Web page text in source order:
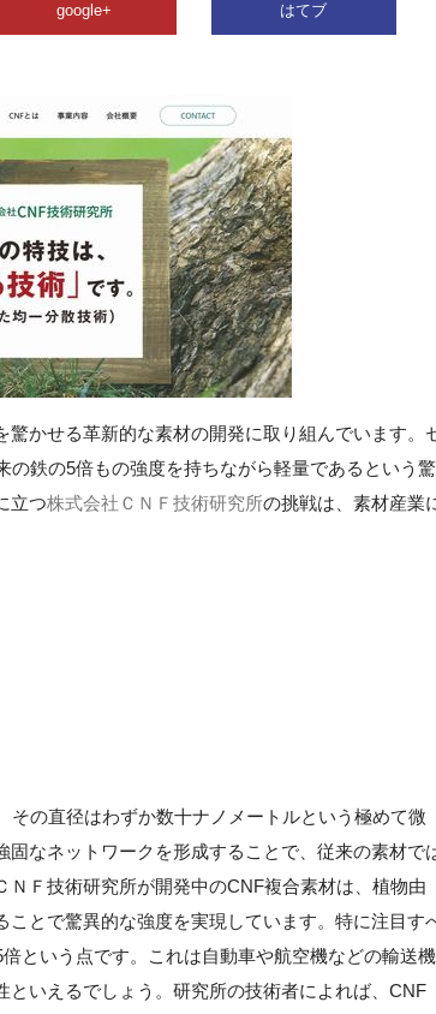
google+ はてブ
かせる革新的な素材の開発に取り組んでいます。
鉄の5倍もの強度を持ちながら軽量であるという驚
立つ株式会社ＣＮＦ技術研究所の挑戦は、素材産業
の直径はわずか数十ナノメートルという極めて微
なネットワークを形成することで、従来の素材で
Ｆ技術研究所が開発中のCNF複合素材は、植物由
とで驚異的な強度を実現しています。特に注目す
という点です。これは自動車や航空機などの輸送機
いえるでしょう。研究所の技術者によれば、CNF